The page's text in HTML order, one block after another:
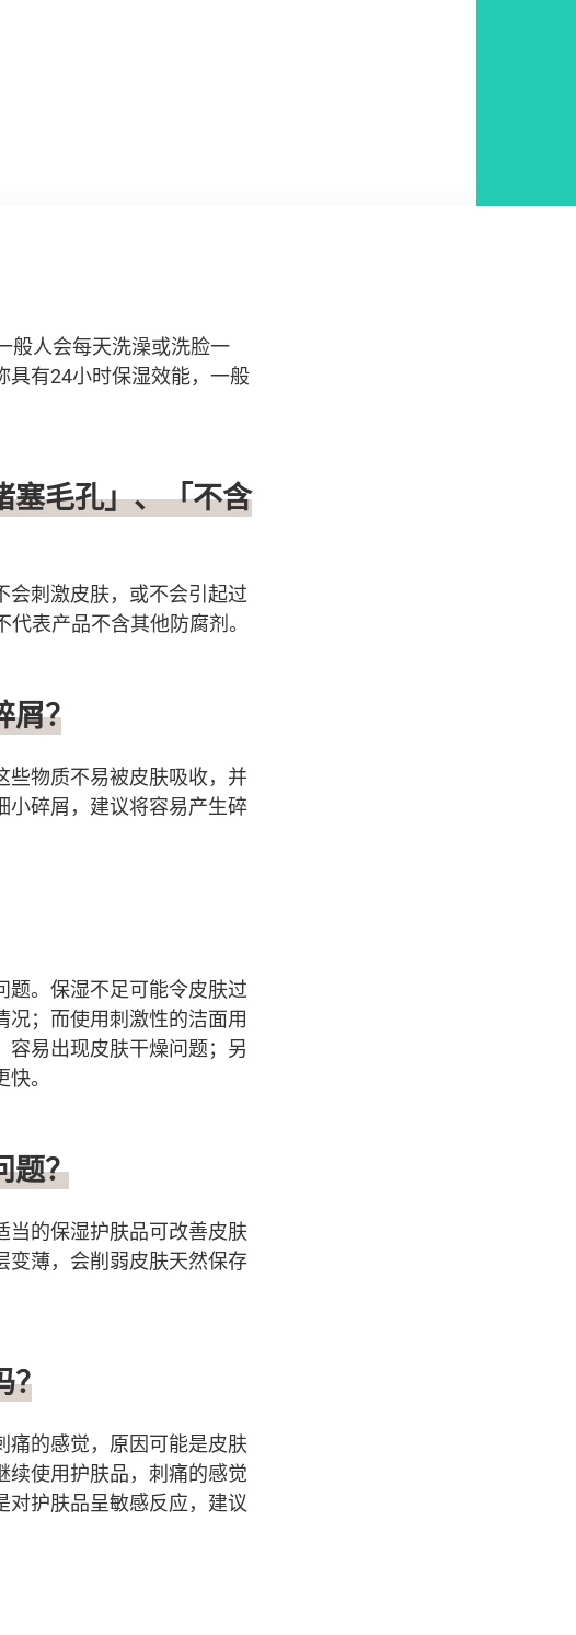
般人会每天洗澡或洗脸一
具有24小时保湿效能，一般
塞毛孔」、「不含
会刺激皮肤，或不会引起过
表产品不含其他防腐剂。
？
些物质不易被皮肤吸收，并
小碎屑，建议将容易产生碎
题。保湿不足可能令皮肤过
；而使用刺激性的洁面用
易出现皮肤干燥问题；另
。
题？
当的保湿护肤品可改善皮肤
变薄，会削弱皮肤天然保存
痛的感觉，原因可能是皮肤
续使用护肤品，刺痛的感觉
对护肤品呈敏感反应，建议